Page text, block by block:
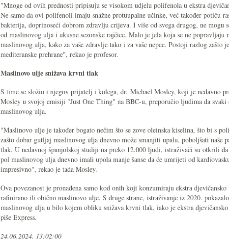
"Mnoge od ovih prednosti pripisuju se visokom udjelu polifenola u ekstra
Ne samo da ovi polifenoli imaju snažne protuupalne učinke, već također potiču
bakterija, doprinoseći dobrom zdravlju crijeva. I više od svega drugog, ne mogu
od maslinovog ulja i ukusne sezonske rajčice. Malo je jela koja se ne popravljaju
maslinovog ulja, kako za vaše zdravlje tako i za vaše nepce. Postoji razlog zašto
mediteranske prehrane", rekao je profesor.
Maslinovo ulje snižava krvni tlak
S time se složio i njegov prijatelj i kolega, dr. Michael Mosley, koji je nedavno
Mosley u svojoj emisiji "Just One Thing" na BBC-u, preporučio ljudima da svaki
maslinovog ulja.
"Maslinovo ulje je također bogato nečim što se zove oleinska kiselina, što bi s
zašto dobar gutljaj maslinovog ulja dnevno može smanjiti upalu, poboljšati naše
tlak. U nedavnoj španjolskoj studiji na preko 12.000 ljudi, istraživači su otkrili
pol maslinovog ulja dnevno imali upola manje šanse da će umrijeti od
impresivno", rekao je tada Mosley.
Ova povezanost je pronađena samo kod onih koji konzumiraju ekstra
rafinirano ili obično maslinovo ulje. S druge strane, istraživanje iz 2020.
maslinovog ulja u bilo kojem obliku snižava krvni tlak, iako je ekstra
piše Express.
24.06.2024. 13:02:00